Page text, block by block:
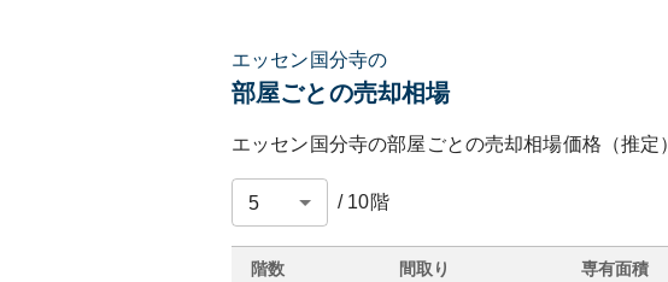
エッセン国分寺の
部屋ごとの売却相場
エッセン国分寺の部屋ごとの売却相場価格（推定
/ 10階
階数 間取り 専有面積